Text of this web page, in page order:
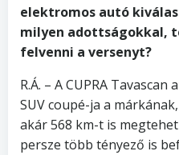
elektromos autó
milyen adottságokkal,
felvenni a versenyt?
R.Á. – A CUPRA
SUV coupé-ja a
akár 568 km-t is
persze több tényező is